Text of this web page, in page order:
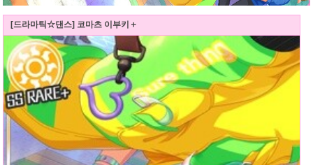
[드라마틱☆댄스] 코마츠 이부키＋